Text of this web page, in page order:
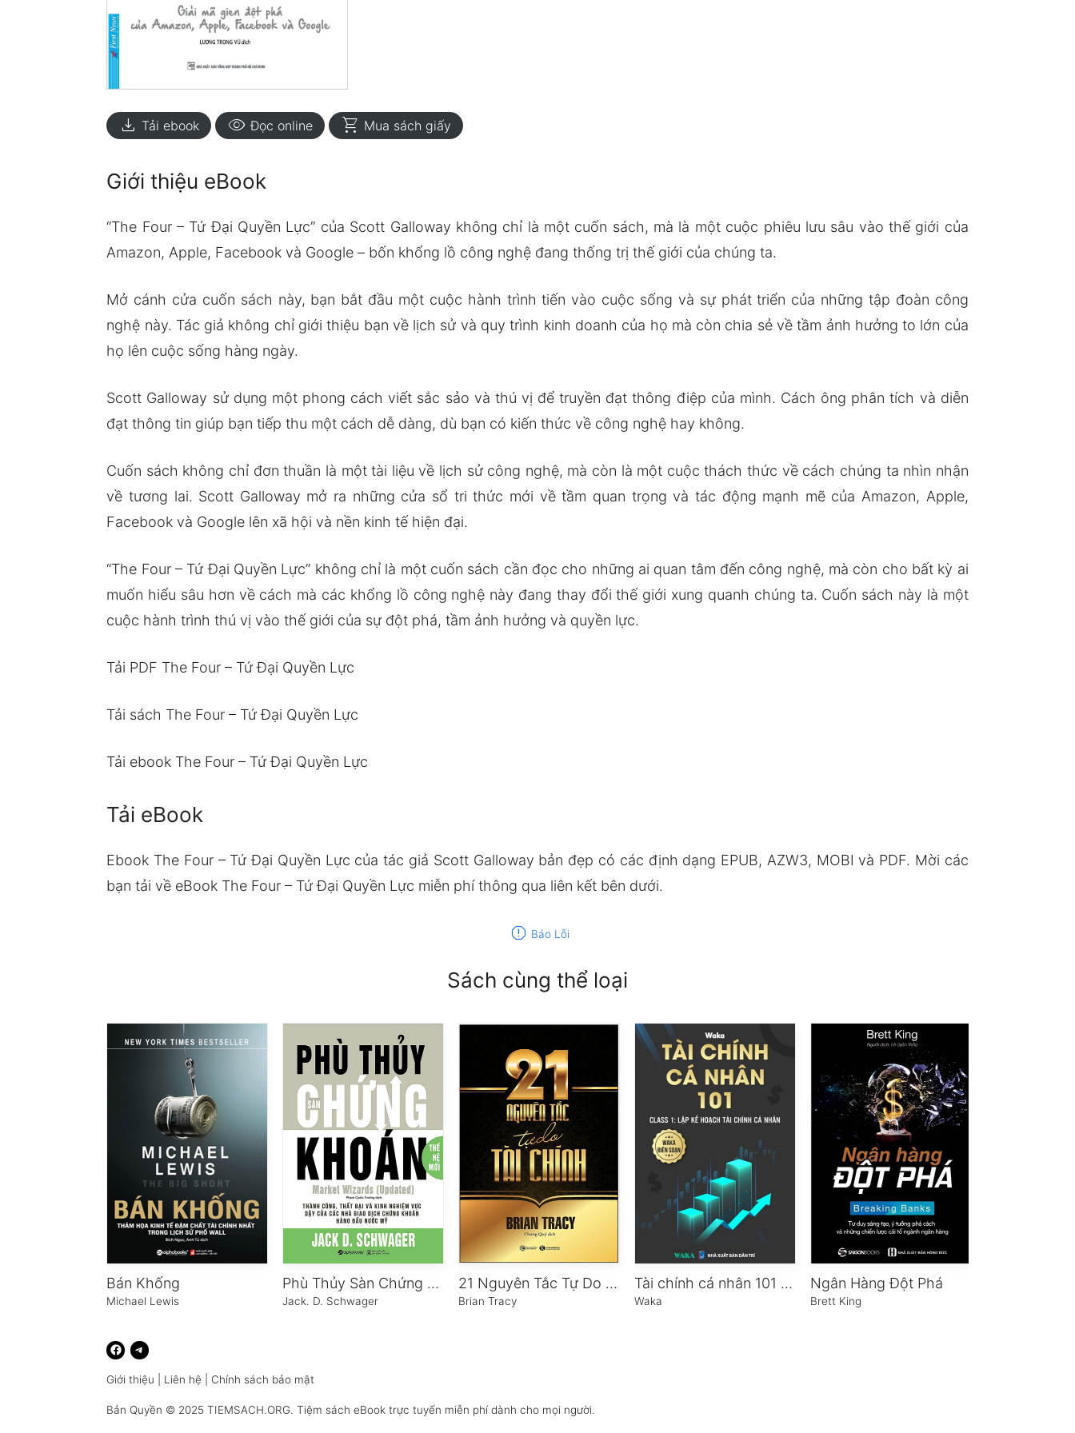
download Tải ebook visibility Đọc online shopping_cart Mua sách giấy
Giới thiệu eBook
“The Four – Tứ Đại Quyền Lực” của Scott Galloway không chỉ là một cuốn sách, mà là một cuộc phiêu lưu sâu vào thế giới của
Amazon, Apple, Facebook và Google – bốn khổng lồ công nghệ đang thống trị thế giới của chúng ta.
Mở cánh cửa cuốn sách này, bạn bắt đầu một cuộc hành trình tiến vào cuộc sống và sự phát triển của những tập đoàn công
nghệ này. Tác giả không chỉ giới thiệu bạn về lịch sử và quy trình kinh doanh của họ mà còn chia sẻ về tầm ảnh hưởng to lớn của
họ lên cuộc sống hàng ngày.
Scott Galloway sử dụng một phong cách viết sắc sảo và thú vị để truyền đạt thông điệp của mình. Cách ông phân tích và diễn
đạt thông tin giúp bạn tiếp thu một cách dễ dàng, dù bạn có kiến thức về công nghệ hay không.
Cuốn sách không chỉ đơn thuần là một tài liệu về lịch sử công nghệ, mà còn là một cuộc thách thức về cách chúng ta nhìn nhận
về tương lai. Scott Galloway mở ra những cửa sổ tri thức mới về tầm quan trọng và tác động mạnh mẽ của Amazon, Apple,
Facebook và Google lên xã hội và nền kinh tế hiện đại.
“The Four – Tứ Đại Quyền Lực” không chỉ là một cuốn sách cần đọc cho những ai quan tâm đến công nghệ, mà còn cho bất kỳ ai
muốn hiểu sâu hơn về cách mà các khổng lồ công nghệ này đang thay đổi thế giới xung quanh chúng ta. Cuốn sách này là một
cuộc hành trình thú vị vào thế giới của sự đột phá, tầm ảnh hưởng và quyền lực.
Tải PDF The Four – Tứ Đại Quyền Lực
Tải sách The Four – Tứ Đại Quyền Lực
Tải ebook The Four – Tứ Đại Quyền Lực
Tải eBook
Ebook The Four – Tứ Đại Quyền Lực của tác giả Scott Galloway bản đẹp có các định dạng EPUB, AZW3, MOBI và PDF. Mời các
bạn tải về eBook The Four – Tứ Đại Quyền Lực miễn phí thông qua liên kết bên dưới.
report Báo Lỗi
Sách cùng thể loại
Bán Khống
Michael Lewis
Phù Thủy Sàn Chứng Khoán (Thế Hệ Mới)
Jack. D. Schwager
21 Nguyên Tắc Tự Do Tài Chính
Brian Tracy
Tài chính cá nhân 101 – Class 1: Lập kế hoạch tài chính cá nhân
Waka
Ngân Hàng Đột Phá
Brett King
Giới thiệu Liên hệ Chính sách bảo mật
Bản Quyền © 2025TIEMSACH.ORG. Tiệm sách eBook trực tuyến miễn phí dành cho mọi người.